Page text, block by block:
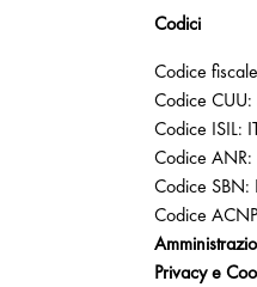
Codici
Codice
Codice CUU:
Codice ISIL:
Codice
Codice SBN:
Codice
Privacy e